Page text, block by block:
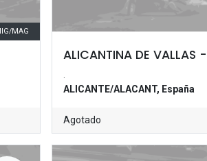
MAG
ALICANTINA DE VALLAS
ALICANTE/ALACANT, España
Agotado